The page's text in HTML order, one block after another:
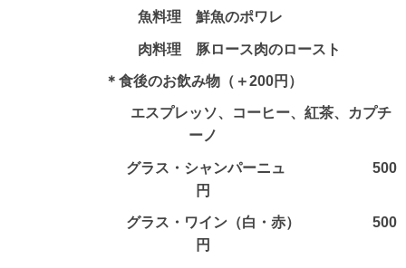
魚料理 鮮魚のポワレ
肉料理 豚ロース肉のロースト
＊食後のお飲み物（＋200円）
エスプレッソ、コーヒー、紅茶、カプチ
ーノ
グラス・シャンパーニュ 500
円
グラス・ワイン（白・赤） 500
円